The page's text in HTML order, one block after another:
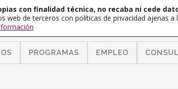
PROGRAMAS EMPLEO
con finalidad técnica, no recaba ni cede
web de terceros con políticas de privacidad ajenas